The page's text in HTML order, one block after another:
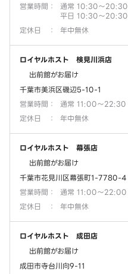
営業時間 ：
通常 10:30～20:30
平日 10:30～20:30
定休日
： 年中無休
ロイヤルホスト 検見川浜店
出前館がお届け
千葉市美浜区磯辺5-10-1
営業時間 ：
通常 11:00～22:30
定休日
： 年中無休
ロイヤルホスト 幕張店
出前館がお届け
千葉市花見川区幕張町1-7780-4
営業時間 ：
通常 11:00～22:00
定休日
： 年中無休
ロイヤルホスト 成田店
出前館がお届け
成田市寺台川向9-11